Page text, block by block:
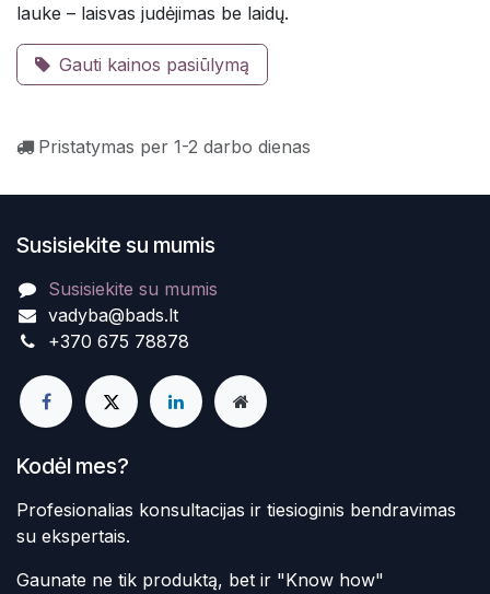
lauke – laisvas judėjimas be laidų.
Gauti kainos pasiūlymą
Pristatymas per 1-2 darbo dienas
Susisiekite su mumis
Susisiekite su mumis
vadyba@bads.lt
+370 675 78878
Kodėl mes?
Profesionalias konsultacijas ir tiesioginis bendravimas
su ekspertais.
Gaunate ne tik produktą, bet ir "Know how"